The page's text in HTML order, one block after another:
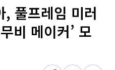
, 풀프레임 미러
비 메이커’ 모